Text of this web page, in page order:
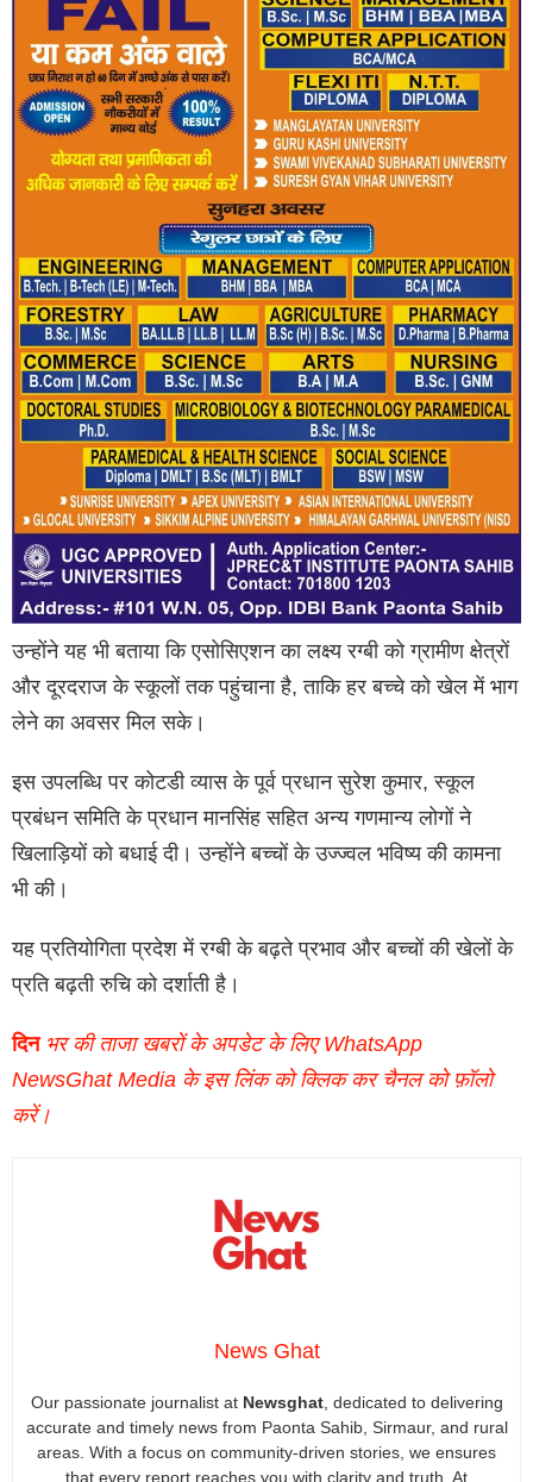
उन्होंने यह भी बताया कि एसोसिएशन का लक्ष्य रग्बी को ग्रामीण क्षेत्रों
और दूरदराज के स्कूलों तक पहुंचाना है, ताकि हर बच्चे को खेल में भाग
लेने का अवसर मिल सके।
इस उपलब्धि पर कोटडी व्यास के पूर्व प्रधान सुरेश कुमार, स्कूल
प्रबंधन समिति के प्रधान मानसिंह सहित अन्य गणमान्य लोगों ने
खिलाड़ियों को बधाई दी। उन्होंने बच्चों के उज्ज्वल भविष्य की कामना
भी की।
यह प्रतियोगिता प्रदेश में रग्बी के बढ़ते प्रभाव और बच्चों की खेलों के
प्रति बढ़ती रुचि को दर्शाती है।
दिनभर की ताजा खबरों के अपडेट के लिए WhatsApp
NewsGhat Media के इस लिंक को क्लिक कर चैनल को फ़ॉलो
करें।
News Ghat
Our passionate journalist at Newsghat, dedicated to delivering
accurate and timely news from Paonta Sahib, Sirmaur, and rural
areas. With a focus on community-driven stories, we ensures
that every report reaches you with clarity and truth. At